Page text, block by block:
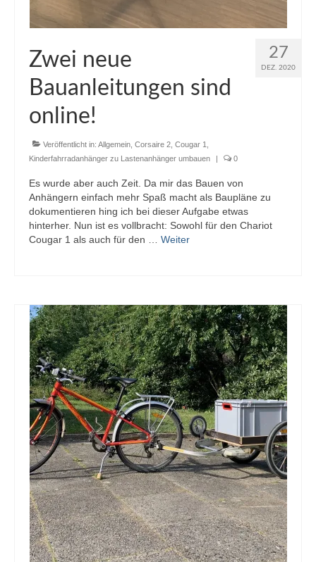
27
DEZ. 2020
Zwei neue
Bauanleitungen sind
online!
Veröffentlicht in: Allgemein Corsaire 2 Cougar 1
Kinderfahrradanhänger zu Lastenanhänger umbauen
| 0
Es wurde aber auch Zeit. Da mir das Bauen von
Anhängern einfach mehr Spaß macht als Baupläne zu
dokumentieren hing ich bei dieser Aufgabe etwas
hinterher. Nun ist es vollbracht: Sowohl für den Chariot
Cougar 1 als auch für den … Weiter